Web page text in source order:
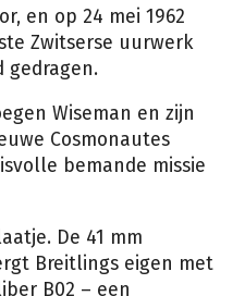
en op 24 mei 1962
Zwitserse uurwerk
gedragen.
Wiseman en zijn
Cosmonautes
bemande missie
De 41 mm
Breitlings eigen met
B02 – een